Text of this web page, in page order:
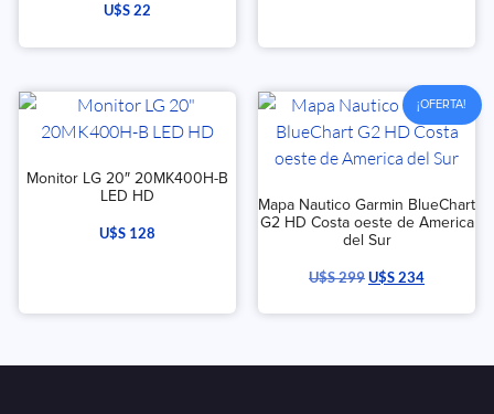
U$S22
Monitor LG 20″ 20MK400H-B
LED HD
U$S 128
¡OFERTA!
Mapa Nautico Garmin BlueChart
G2 HD Costa oeste de America
del Sur
U$S299U$S234